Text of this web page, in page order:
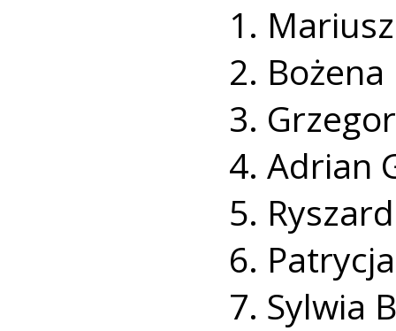
Adrian
Sylwia